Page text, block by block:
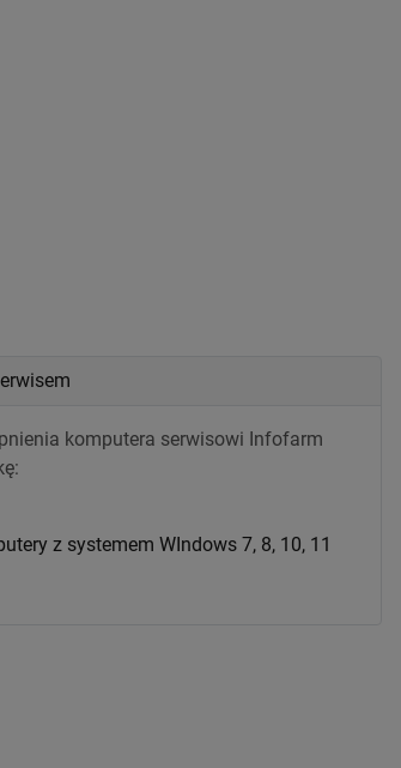
komputera serwisowi Infofarm
z systemem WIndows 7, 8, 10, 11